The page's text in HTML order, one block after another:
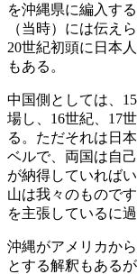
を沖縄県に編入す
（当時）には伝え
20世紀初頭に日本
もある。
中国側としては、
場し、16世紀、17
る。ただそれは日
ベルで、両国は自
が納得していれば
山は我々のもので
を主張しているに過
沖縄がアメリカか
とする解釈もある